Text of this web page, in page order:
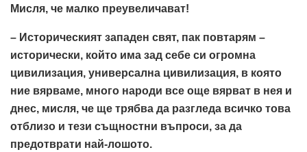
Мисля, че малко преувеличават!
– Историческият западен свят, пак повтарям –
исторически, който има зад себе си огромна
цивилизация, универсална цивилизация, в която
ние вярваме, много народи все още вярват в нея и
днес, мисля, че ще трябва да разгледа всичко това
отблизо и тези същностни въпроси, за да
предотврати най-лошото.